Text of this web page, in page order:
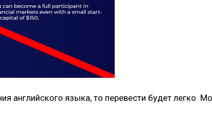
английского языка, то перевести будет